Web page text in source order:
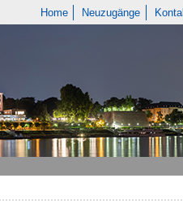
Home Neuzugänge